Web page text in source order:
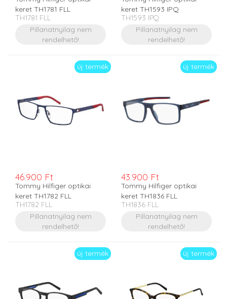
keret TH1781 FLL
TH1781 FLL
Pillanatnyilag nem
rendelhető!
keret TH1593 IPQ
TH1593 IPQ
Pillanatnyilag nem
rendelhető!
új termék
46.900 Ft
Tommy Hilfiger optikai
keret TH1782 FLL
TH1782 FLL
Pillanatnyilag nem
rendelhető!
új termék
43.900 Ft
Tommy Hilfiger optikai
keret TH1836 FLL
TH1836 FLL
Pillanatnyilag nem
rendelhető!
új termék új termék